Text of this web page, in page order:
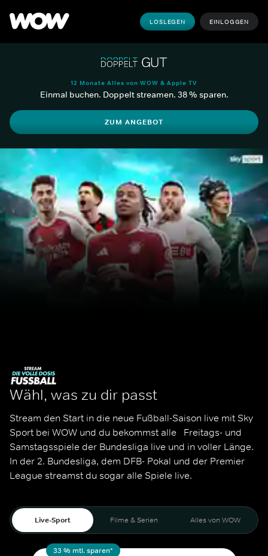
LOSLEGEN EINLOGGEN
12 Monate Alles von WOW & Apple TV
Einmal buchen. Doppelt streamen. 38 % sparen.
ZUM ANGEBOT
Wähl, was zu dir passt
Stream den Start in die neue Fußball-Saison live mit Sky
Sport bei WOW und du bekommst alle   Freitags- und
Samstagsspiele der Bundesliga live und in voller Länge.
In der 2. Bundesliga, dem DFB- Pokal und der Premier
League streamst du sogar alle Spiele live.
Live-Sport Filme & Serien Alles von WOW
33 % mtl. sparen*